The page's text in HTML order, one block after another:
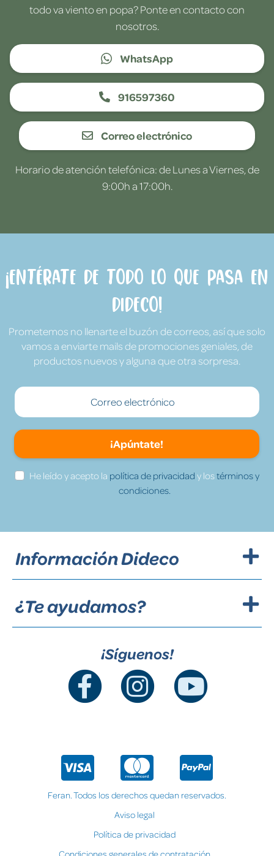
todo va viento en popa? Ponte en contacto con
nosotros.
WhatsApp
916597360
Correo electrónico
Horario de atención telefónica: de Lunes a Viernes, de
9:00h a 17:00h.
¡Entérate de todo lo que pasa en
Dideco!
Prometemos no llenarte el buzón de correos, así que solo
vamos a enviarte mails de promociones geniales, de
productos nuevos y alguna que otra sorpresa.
¡Apúntate!
He leído y acepto la política de privacidad y lostérminos y
condiciones.
Información Dideco
¿Te ayudamos?
¡Síguenos!
Feran. Todos los derechos quedan reservados.
Aviso legal
Política de privacidad
Condiciones generales de contratación